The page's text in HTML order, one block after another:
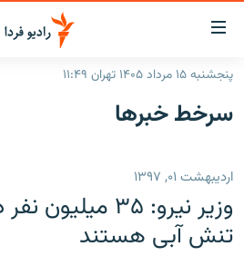
لینک‌های
قابلیت
دسترسی
بازگشت
اصلی
رفتن
صفحه
ایران
انتخاب کنید و بشنوید
پادکست
پنجشنبه ۱۵ مرداد ۱۴۰۵ تهران ۱۱:۴۹
سرخط‌ خبرها
اردیبهشت ۰۱, ۱۳۹۷
وزیر نیرو: ۳۵
تنش آبی هستند